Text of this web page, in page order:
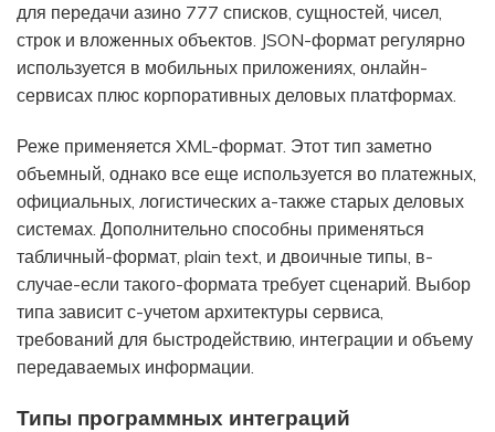
для передачи азино 777 списков, сущностей, чисел,
строк и вложенных объектов. JSON-формат регулярно
используется в мобильных приложениях, онлайн-
сервисах плюс корпоративных деловых платформах.
Реже применяется XML-формат. Этот тип заметно
объемный, однако все еще используется во платежных,
официальных, логистических а-также старых деловых
системах. Дополнительно способны применяться
табличный-формат, plain text, и двоичные типы, в-
случае-если такого-формата требует сценарий. Выбор
типа зависит с-учетом архитектуры сервиса,
требований для быстродействию, интеграции и объему
передаваемых информации.
Типы программных интеграций